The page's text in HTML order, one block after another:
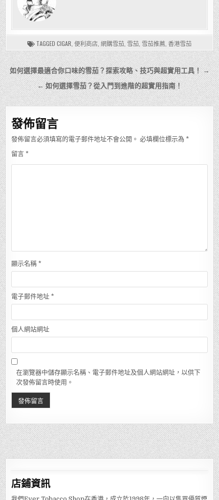
TAGGED CIGAR 便利商店 網購雪茄 雪茄 雪茄推薦 香港雪茄
文
章
導
覽
如何選擇最適合你口味的雪茄？探索攻略、技巧與超實用工具！ →
← 如何選擇雪茄？從入門到進階的超實用指南！
發佈留言
發佈留言必須填寫的電子郵件地址不會公開。 必填欄位標示為 *
留言 *
顯示名稱 *
電子郵件地址 *
個人網站網址
在瀏覽器中儲存顯示名稱、電子郵件地址及個人網站網址，以供下
次發佈留言時使用。
店鋪資訊